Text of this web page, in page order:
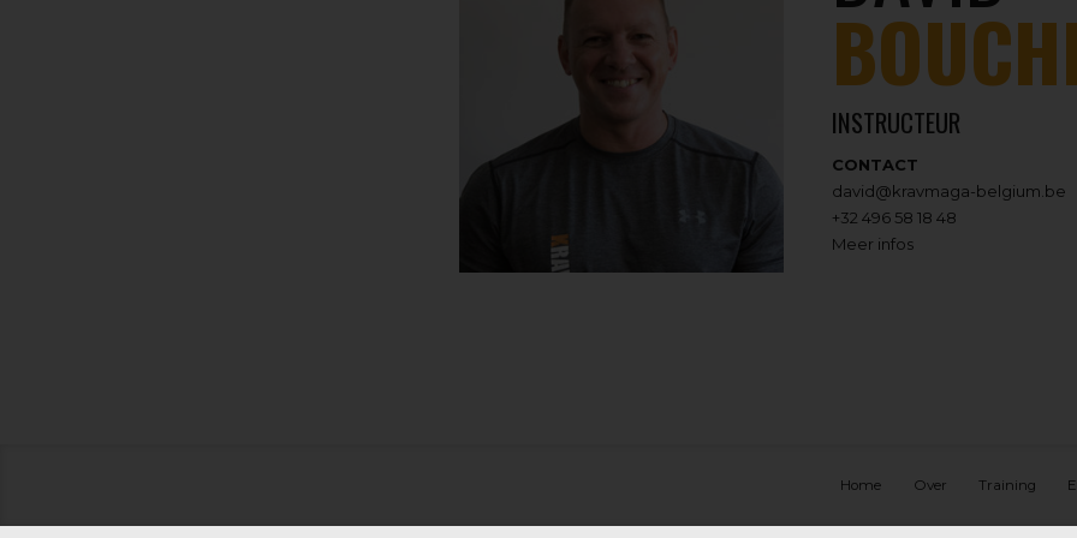
INSTRUCTEUR
CONTACT
david@kravmaga-belgium.be
+32 496 58 18 48
Meer infos
Home Over Training